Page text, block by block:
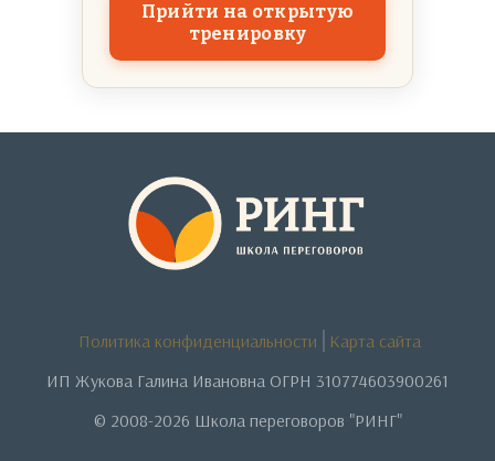
Прийти на открытую
тренировку
Политика конфиденциальности
Карта сайта
ИП Жукова Галина Ивановна ОГРН 310774603900261
© 2008-2026 Школа переговоров "РИНГ"